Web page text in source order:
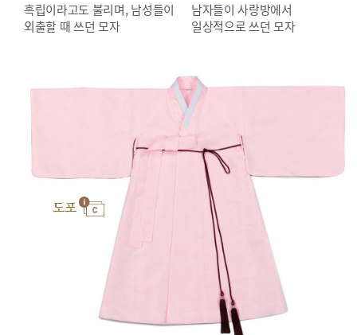
흑립이라고도 불리며, 남성들이
외출할 때 쓰던 모자
남자들이 사랑방에서
일상적으로 쓰던 모자
도포